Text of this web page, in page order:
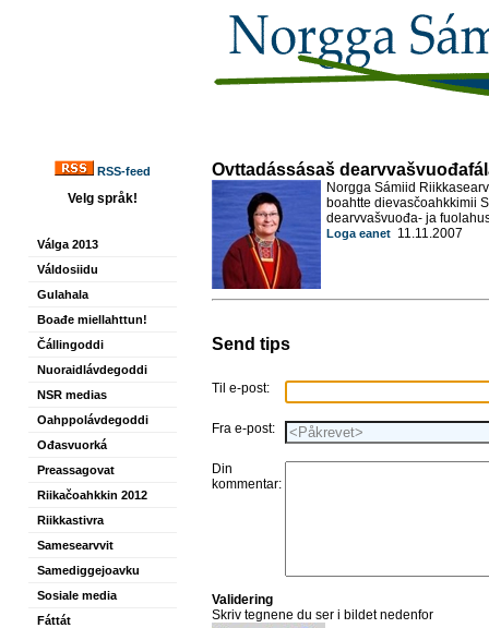
RSS-feed
Velg språk!
Válga 2013
Váldosiidu
Gulahala
Boađe miellahttun!
Čállingoddi
Nuoraidlávdegoddi
NSR medias
Oahppolávdegoddi
Ođasvuorká
Preassagovat
Riikačoahkkin 2012
Riikkastivra
Samesearvvit
Samediggejoavku
Sosiale media
Fáttát
Ovttadássásaš
Norgga Sámiid
boahtte dievasčoahkkimii
dearvvašvuođa- ja
Loga eanet 11.11.2007
Send tips
Til e-post:
Fra e-post:
Din
kommentar:
Validering
Skriv tegnene du ser i bildet nedenfor